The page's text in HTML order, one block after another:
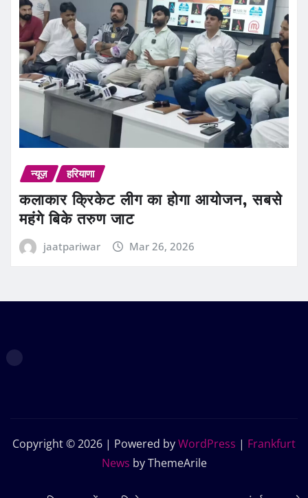
न्यूज़ हरियाणा
कलाकार क्रिकेट लीग का होगा आयोजन, सबसे
महंगे बिके तरुण जाट
jaatpariwar Mar 26, 2026
Copyright © 2026 | Powered byWordPress | Frankfurt
News by ThemeArile